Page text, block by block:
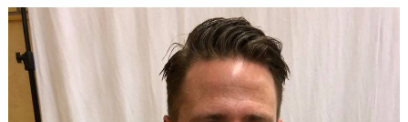
MEDLEMS OCH TRÄNINGSAVGIFTER